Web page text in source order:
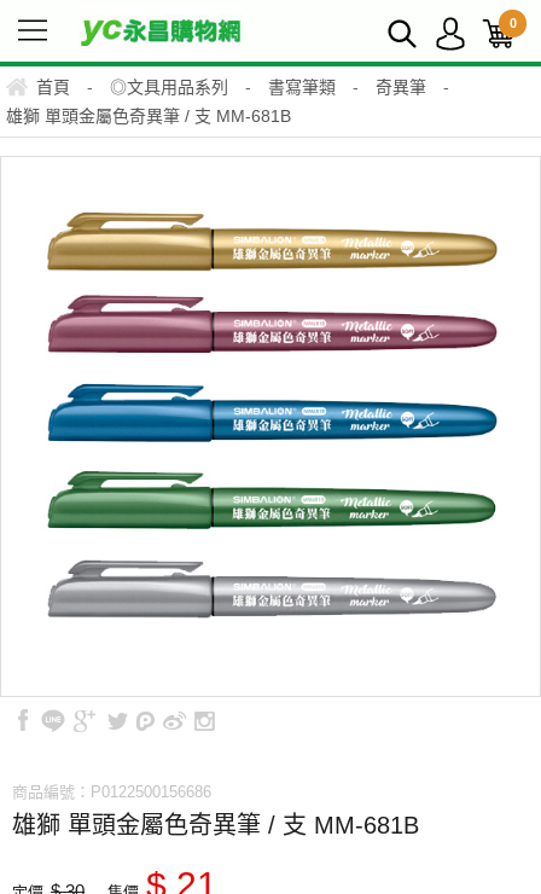
0
首頁 - ◎文具用品系列 - 書寫筆類 - 奇異筆
-
雄獅 單頭金屬色奇異筆 / 支 MM-681B
商品編號：P0122500156686
雄獅 單頭金屬色奇異筆 / 支 MM-681B
$ 21